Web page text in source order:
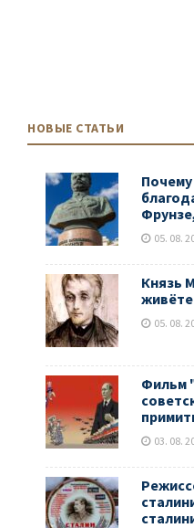
НОВЫЕ СТАТЬИ
05. 08.
Князь
05. 08.
Фильм
03. 08.